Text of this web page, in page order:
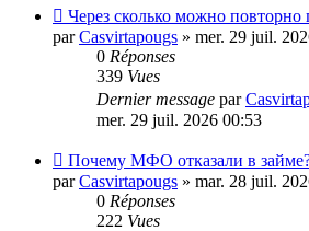
Nouveau
message
Через сколько можно повторно
parCasvirtapougs » mer. 29 juil.
0 Réponses
339 Vues
Dernier message par
mer. 29 juil. 2026 00:53
Nouveau
message
Почему МФО отказали в
parCasvirtapougs » mar. 28 juil.
0 Réponses
222 Vues